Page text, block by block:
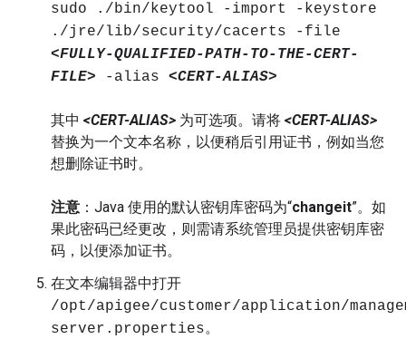
sudo ./bin/keytool -import -keystore
./jre/lib/security/cacerts -file
<FULLY-QUALIFIED-PATH-TO-THE-CERT-
FILE> -alias <CERT-ALIAS>
其中 <CERT-ALIAS> 为可选项。请将 <CERT-ALIAS>
替换为一个文本名称，以便稍后引用证书，例如当您
想删除证书时。
注意 ：Java 使用的默认密钥库密码为“changeit”。如
果此密码已经更改，则需请系统管理员提供密钥库密
码，以便添加证书。
在文本编辑器中打开
/opt/apigee/customer/application/
server.properties。